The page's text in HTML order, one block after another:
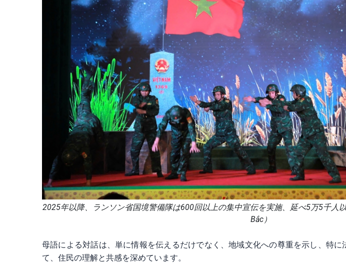
2025年以降、ランソン省国境警備隊は600回以上の集中宣伝を実施、延べ5万5千人
Bắc）
母語による対話は、単に情報を伝えるだけでなく、地域文化への尊重を示し、特
て、住民の理解と共感を深めています。